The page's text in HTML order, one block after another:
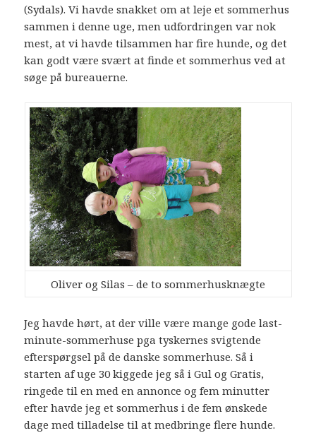
(Sydals). Vi havde snakket om at leje et sommerhus
sammen i denne uge, men udfordringen var nok
mest, at vi havde tilsammen har fire hunde, og det
kan godt være svært at finde et sommerhus ved at
søge på bureauerne.
Oliver og Silas – de to sommerhusknægte
Jeg havde hørt, at der ville være mange gode last-
minute-sommerhuse pga tyskernes svigtende
efterspørgsel på de danske sommerhuse. Så i
starten af uge 30 kiggede jeg så i Gul og Gratis,
ringede til en med en annonce og fem minutter
efter havde jeg et sommerhus i de fem ønskede
dage med tilladelse til at medbringe flere hunde.